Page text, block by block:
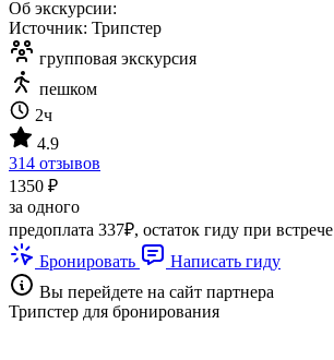
Об экскурсии:
Источник: Трипстер
групповая экскурсия
пешком
2ч
4.9
314 отзывов
1350 ₽
за одного
предоплата 337₽, остаток гиду при встрече
Бронировать
Написать гиду
Вы перейдете на сайт партнера
Трипстер для бронирования